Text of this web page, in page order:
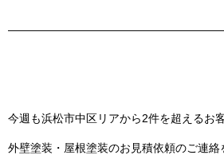
今週も浜松市中区リアから2件を超えるお
外壁塗装・屋根塗装のお見積依頼のご連絡